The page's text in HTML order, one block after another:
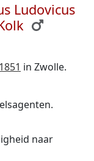
Ludovicus
in Zwolle.
naar